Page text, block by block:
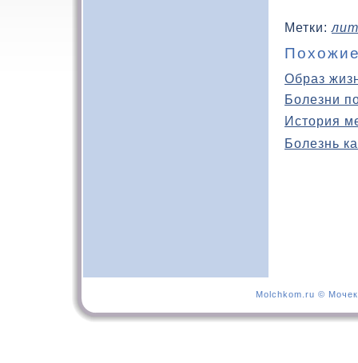
Метки:
Образ
Болезни
История
Болезнь
Molchkom.ru ©